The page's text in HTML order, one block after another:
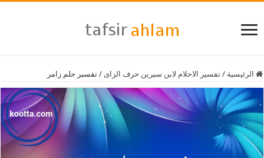
الرئيسية / تفسير الاحلام لابن سيرين حرف الزاى / تفسير حلم زامر